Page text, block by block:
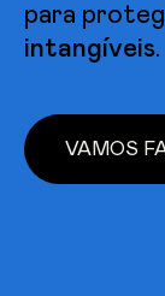
para
intangíveis.
VAMOS